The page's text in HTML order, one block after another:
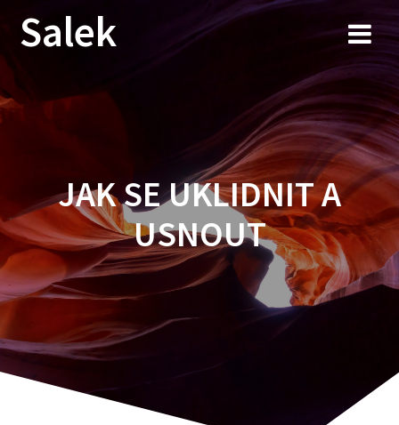
Przejdź
do
Salek
JAK SE UKLIDNIT A
USNOUT